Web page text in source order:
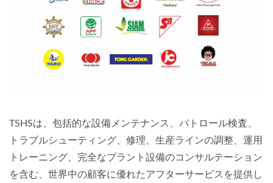
TSHSは、包括的な設備メンテナンス、パトロール検査、
トラブルシューティング、修理、生産ラインの調整、運用
トレーニング、完全なプラント設備のコンサルテーション
を含む、世界中の顧客に優れたアフターサービスを提供し